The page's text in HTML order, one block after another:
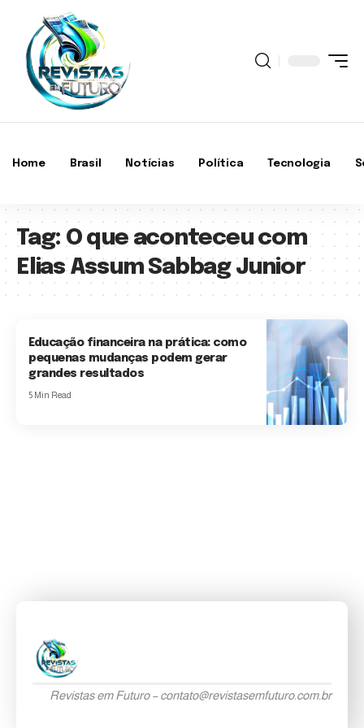
Home Brasil Notícias Política Tecnologia
Tag: O que aconteceu com
Elias Assum Sabbag Junior
Educação financeira na prática: como
pequenas mudanças podem gerar
grandes resultados
5 Min Read
Revistas em Futuro –contato@revistasemfuturo.com.br